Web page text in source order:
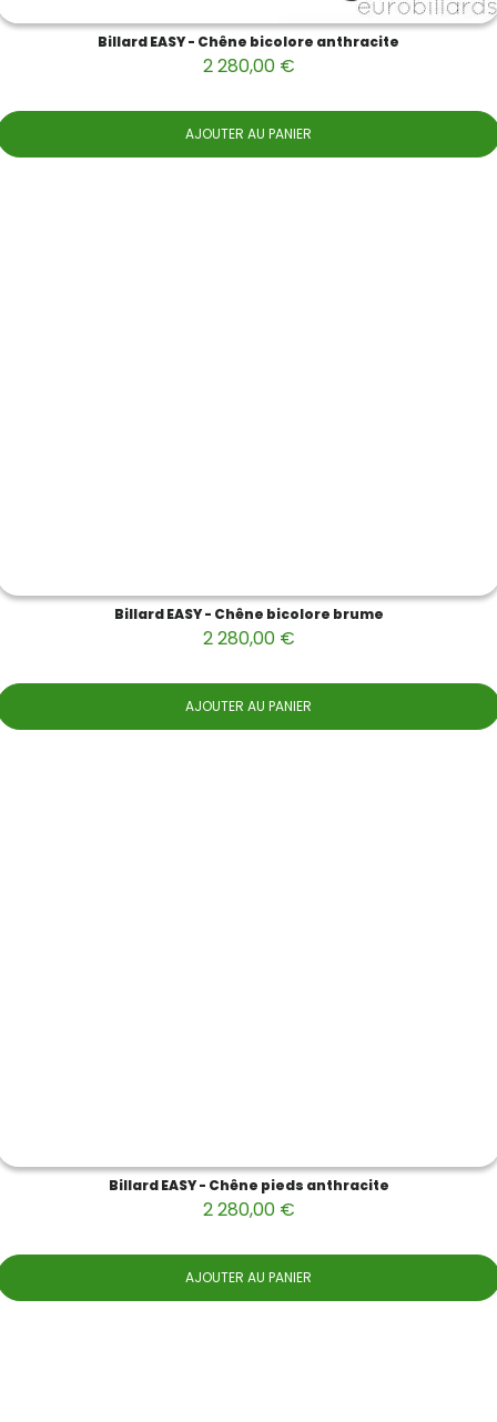
Billard EASY - Chêne bicolore anthracite
2 280,00 €
AJOUTER AU PANIER
Billard EASY - Chêne bicolore brume
2 280,00 €
AJOUTER AU PANIER
Billard EASY - Chêne pieds anthracite
2 280,00 €
AJOUTER AU PANIER